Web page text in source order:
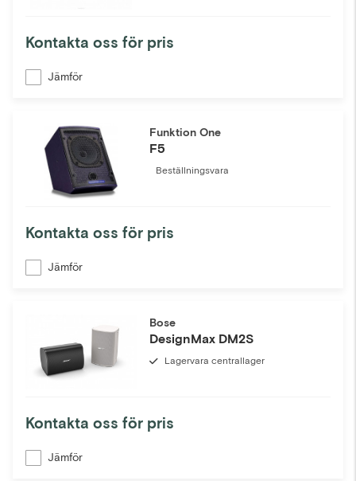
Kontakta oss för pris
Jämför
Funktion One
F5
Beställningsvara
Kontakta oss för pris
Jämför
Bose
DesignMax DM2S
Lagervara centrallager
Kontakta oss för pris
Jämför